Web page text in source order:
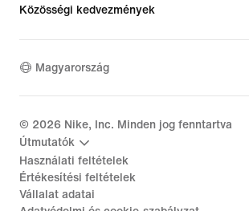
Közösségi kedvezmények
Magyarország
© 2026 Nike, Inc. Minden jog fenntartva
Útmutatók
Használati feltételek
Értékesítési feltételek
Vállalat adatai